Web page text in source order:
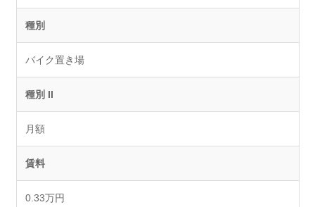
種別
バイク置き場
種別 II
月額
賃料
0.33万円